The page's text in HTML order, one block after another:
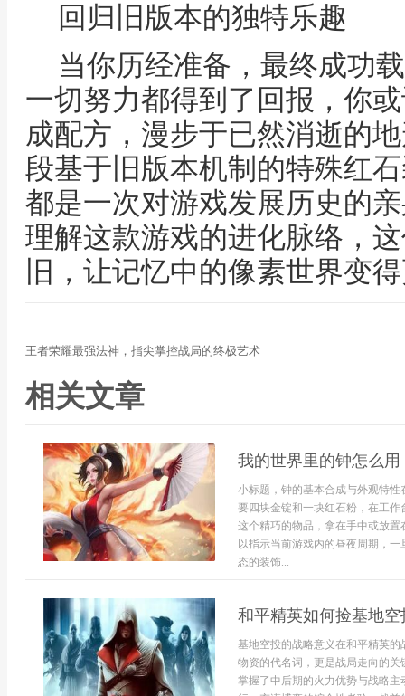
回归旧版本的独特乐趣
当你历经准备，最终成功
一切努力都得到了回报，你
成配方，漫步于已然消逝的
段基于旧版本机制的特殊红
都是一次对游戏发展历史的
理解这款游戏的进化脉络，
旧，让记忆中的像素世界变
王者荣耀最强法神，指尖掌控战局的终极艺术
相关文章
我的世界里的钟怎么
小标题，钟的基本合成与外观特
要四块金锭和一块红石粉，在工
这个精巧的物品，拿在手中或放
以指示当前游戏内的昼夜周期，
态的装饰...
和平精英如何捡基地
基地空投的战略意义在和平精英
物资的代名词，更是战局走向的
掌握了中后期的火力优势与战略